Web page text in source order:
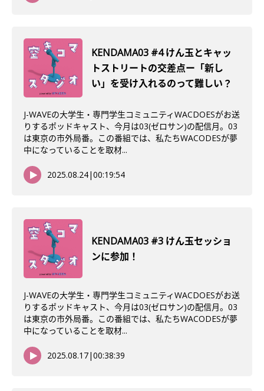
KENDAMA03 #4 けん玉とキャッ
トストリートの交差点ー「新し
い」を受け入れるのって難しい？
J-WAVEの大学生・専門学生コミュニティWACDOESがお送
りするポッドキャスト、今月は03(ゼロサン)の配信月。03
は東京の市外局番。この番組では、私たちWACODESが夢
中になっていることを取材...
2025.08.24|00:19:54
KENDAMA03 #3 けん玉セッショ
ンに参加！
J-WAVEの大学生・専門学生コミュニティWACDOESがお送
りするポッドキャスト、今月は03(ゼロサン)の配信月。03
は東京の市外局番。この番組では、私たちWACODESが夢
中になっていることを取材...
2025.08.17|00:38:39